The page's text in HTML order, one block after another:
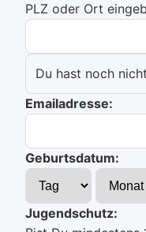
PLZ oder Ort
Du hast noch
Emailadresse:
Geburtsdatum:
Jugendschutz: